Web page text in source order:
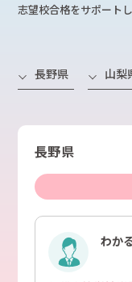
志望校合格をサポートし
長野県 山梨
長野県
わか